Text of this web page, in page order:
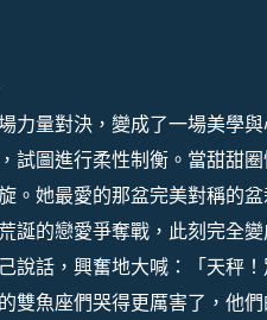
力量對決，變成了一場美學
試圖進行柔性制衡。當甜甜
。她最愛的那盆完美對稱的
誕的戀愛爭奪戰，此刻完全
說話，興奮地大喊：「天秤
雙魚座們哭得更厲害了，他